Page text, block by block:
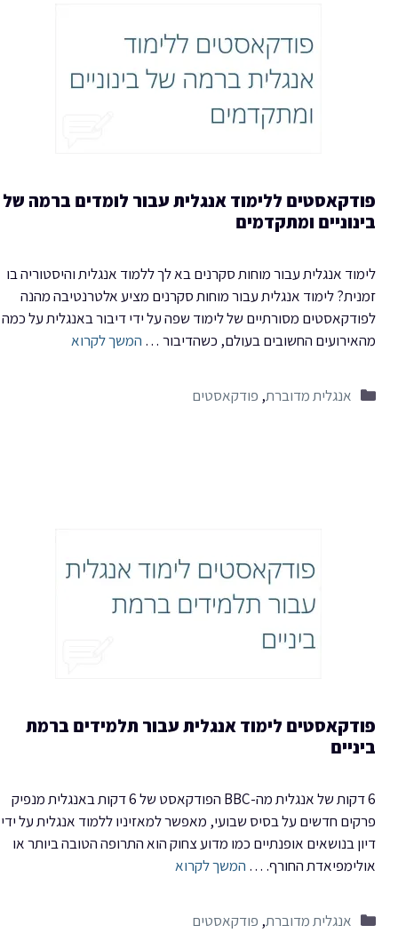
פודקאסטים ללימוד אנגלית עבור לומדים ברמה של
בינוניים ומתקדמים
לימוד אנגלית עבור מוחות סקרנים בא לך ללמוד אנגלית והיסטוריה בו
זמנית? לימוד אנגלית עבור מוחות סקרנים מציע אלטרנטיבה מהנה
לפודקאסטים מסורתיים של לימוד שפה על ידי דיבור באנגלית על כמה
מהאירועים החשובים בעולם, כשהדיבור … המשך לקרוא
קטגוריות
אנגלית מדוברת, פודקאסטים
פודקאסטים לימוד אנגלית עבור תלמידים ברמת
ביניים
6 דקות של אנגלית מה-BBC הפודקאסט של 6 דקות באנגלית מנפיק
פרקים חדשים על בסיס שבועי, מאפשר למאזיניו ללמוד אנגלית על ידי
דיון בנושאים אופנתיים כמו מדוע צחוק הוא התרופה הטובה ביותר או
אולימפיאדת החורף. … המשך לקרוא
קטגוריות
אנגלית מדוברת, פודקאסטים